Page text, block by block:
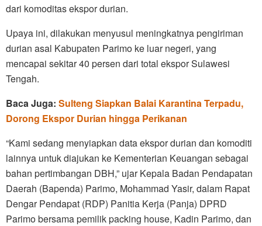
dari komoditas ekspor durian.
Upaya ini, dilakukan menyusul meningkatnya pengiriman
durian asal Kabupaten Parimo ke luar negeri, yang
mencapai sekitar 40 persen dari total ekspor Sulawesi
Tengah.
Baca Juga: Sulteng Siapkan Balai Karantina Terpadu,
Dorong Ekspor Durian hingga Perikanan
“Kami sedang menyiapkan data ekspor durian dan komoditi
lainnya untuk diajukan ke Kementerian Keuangan sebagai
bahan pertimbangan DBH,” ujar Kepala Badan Pendapatan
Daerah (Bapenda) Parimo, Mohammad Yasir, dalam Rapat
Dengar Pendapat (RDP) Panitia Kerja (Panja) DPRD
Parimo bersama pemilik packing house, Kadin Parimo, dan